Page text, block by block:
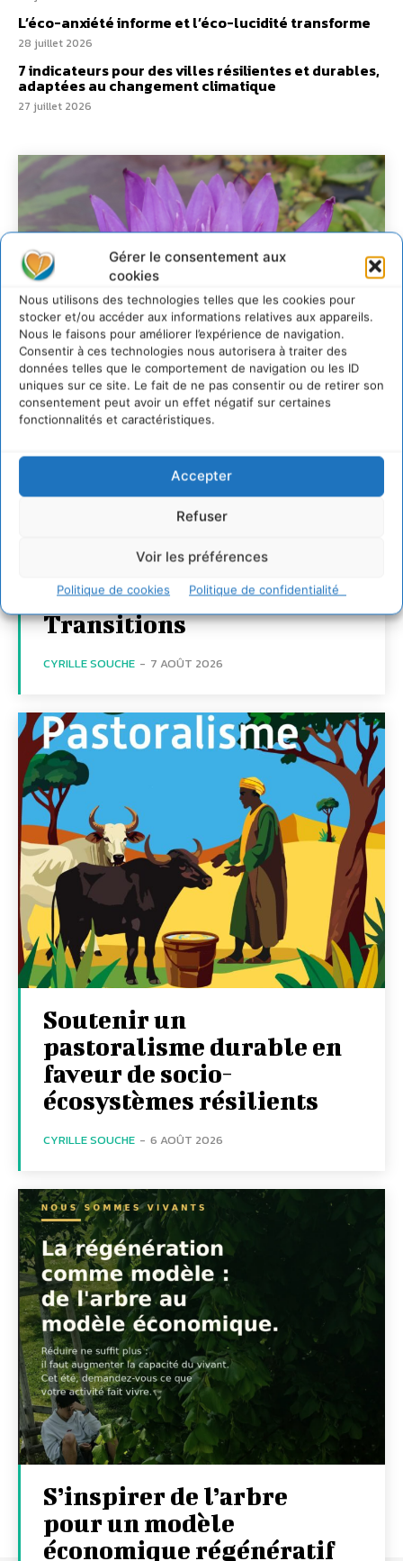
Gérer le consentement aux
cookies
Nous utilisons des technologies telles que les cookies pour
stocker et/ou accéder aux informations relatives aux appareils.
Nous le faisons pour améliorer l’expérience de navigation.
Consentir à ces technologies nous autorisera à traiter des
données telles que le comportement de navigation ou les ID
uniques sur ce site. Le fait de ne pas consentir ou de retirer son
consentement peut avoir un effet négatif sur certaines
fonctionnalités et caractéristiques.
Accepter
Refuser
Voir les préférences
Politique de cookies Politique de confidentialité
L’éco-anxiété informe et l’éco-lucidité transforme
28 juillet 2026
7 indicateurs pour des villes résilientes et durables,
adaptées au changement climatique
27 juillet 2026
Transformer les
territoires par le
dialogue et la
coopération avec un
Commun
d’Accompagnement des
Transitions
CYRILLE SOUCHE - 7 AOÛT 2026
Soutenir un
pastoralisme durable en
faveur de socio-
écosystèmes résilients
CYRILLE SOUCHE - 6 AOÛT 2026
S’inspirer de l’arbre
pour un modèle
économique régénératif